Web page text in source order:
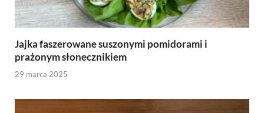
Jajka faszerowane suszonymi pomidorami i
prażonym słonecznikiem
29 marca 2025